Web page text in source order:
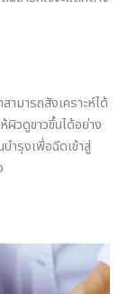
ามารถสังเคราะห์ได้
ผิวดูขาวขึ้นได้อย่าง
ำรุงเพื่อฉีดเข้าสู่